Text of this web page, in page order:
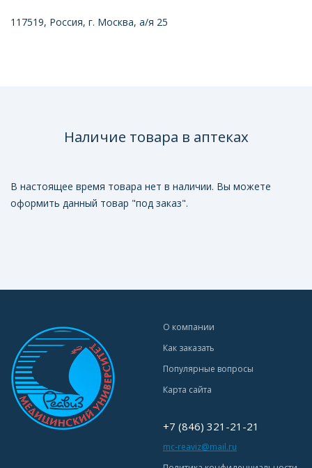
117519, Россия, г. Москва, а/я 25
Наличие товара в аптеках
В настоящее время товара нет в наличии. Вы можете
оформить данный товар "под заказ".
О компании
Как заказать
Популярные вопросы
Карта сайта
+7 (846) 321-21-21
mc-reaviz@mail.ru